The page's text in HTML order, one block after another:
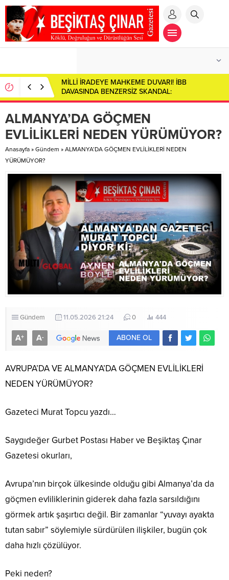
Toplumsal Aynada Derin Çatlaklar: Sosyal
Çürümenin Anatomisi…
ALMANYA’DA GÖÇMEN
EVLİLİKLERİ NEDEN YÜRÜMÜYOR?
Anasayfa » Gündem » ALMANYA’DA GÖÇMEN EVLİLİKLERİ NEDEN
YÜRÜMÜYOR?
Gündem 11.05.2026 21:24 0 444
A+ A- ABONE OL
AVRUPA’DA VE ALMANYA’DA GÖÇMEN EVLİLİKLERİ
NEDEN YÜRÜMÜYOR?
Gazeteci Murat Topcu yazdı…
Saygıdeğer Gurbet Postası Haber ve Beşiktaş Çınar
Gazetesi okurları,
Avrupa’nın birçok ülkesinde olduğu gibi Almanya’da da
göçmen evliliklerinin giderek daha fazla sarsıldığını
görmek artık şaşırtıcı değil. Bir zamanlar “yuvayı ayakta
tutan sabır” söylemiyle sürdürülen ilişkiler, bugün çok
daha hızlı çözülüyor.
Peki neden?